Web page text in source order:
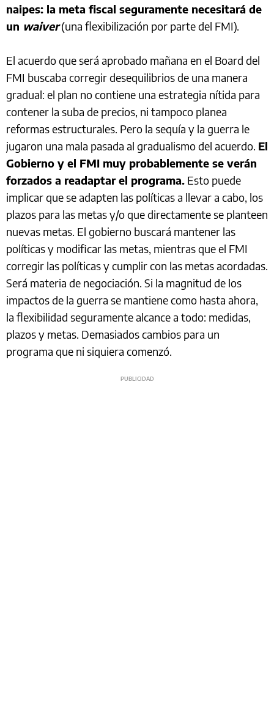
naipes: la meta fiscal seguramente necesitará de
un waiver (una flexibilización por parte del FMI).
El acuerdo que será aprobado mañana en el Board del
FMI buscaba corregir desequilibrios de una manera
gradual: el plan no contiene una estrategia nítida para
contener la suba de precios, ni tampoco planea
reformas estructurales. Pero la sequía y la guerra le
jugaron una mala pasada al gradualismo del acuerdo. El
Gobierno y el FMI muy probablemente se verán
forzados a readaptar el programa. Esto puede
implicar que se adapten las políticas a llevar a cabo, los
plazos para las metas y/o que directamente se planteen
nuevas metas. El gobierno buscará mantener las
políticas y modificar las metas, mientras que el FMI
corregir las políticas y cumplir con las metas acordadas.
Será materia de negociación. Si la magnitud de los
impactos de la guerra se mantiene como hasta ahora,
la flexibilidad seguramente alcance a todo: medidas,
plazos y metas. Demasiados cambios para un
programa que ni siquiera comenzó.